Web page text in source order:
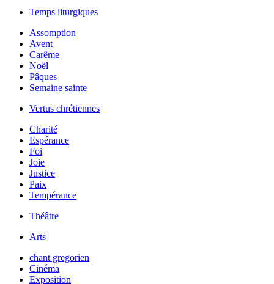
Temps liturgiques
Assomption
Avent
Carême
Noël
Pâques
Semaine sainte
Vertus chrétiennes
Charité
Espérance
Foi
Joie
Justice
Paix
Tempérance
Théâtre
Arts
chant gregorien
Cinéma
Exposition